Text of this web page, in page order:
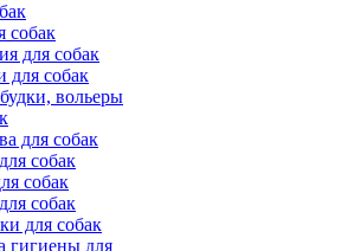
собак
для собак
для собак
вольеры
для собак
собак
собак
собак
для собак
гигиены для